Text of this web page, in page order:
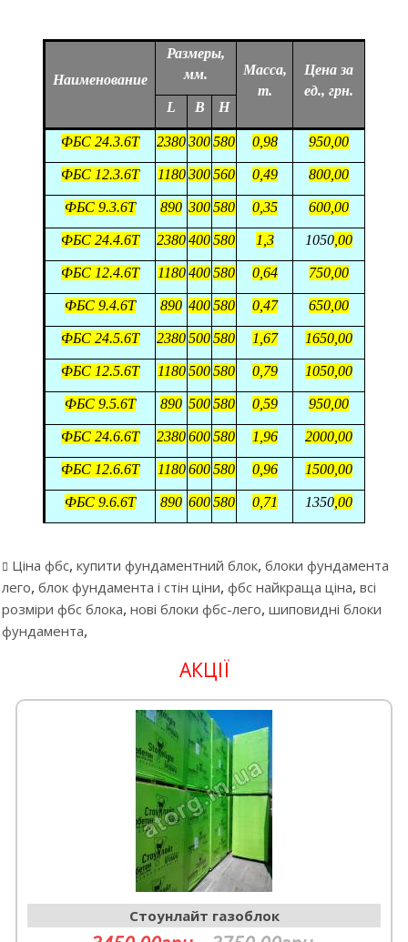
Наименование
Размеры,
мм.
Масса,
т.
Цена за
ед., грн.
L
B H
ФБС 24.3.6Т 2380300580 0,98 950 ,00
ФБС 12.3.6Т 1180 300560 0,49 800 00
ФБС 9.3.6Т 890 300580 0,35 600 00
ФБС 24.4.6Т 2380400580 1,3 1050 ,00
ФБС 12.4.6Т 1180 400580 0,64 750 00
ФБС 9.4.6Т 890 400580 0,47 650 00
ФБС 24.5.6Т 2380500580 1,67 1650 00
ФБС 12.5.6Т 1180 500580 0,79 1050 ,00
ФБС 9.5.6Т 890 500580 0,59 950 00
ФБС 24.6.6Т 2380600580 1,96 2000 00
ФБС 12.6.6Т 1180 600580 0,96 1500 ,00
ФБС 9.6.6Т 890 600580 0,71 1350 00
Ціна фбс, купити фундаментний блок, блоки фундамента
лего, блок фундамента і стін ціни, фбс найкраща ціна, всі
розміри фбс блока, нові блоки фбс-лего, шиповидні блоки
фундамента,
АКЦІЇ
Cтоунлайт газоблок